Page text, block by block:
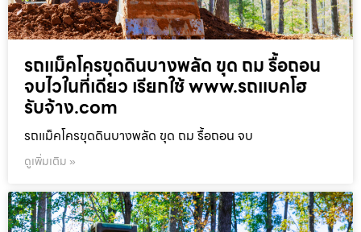
รถแม็คโครขุดดินบางพลัด ขุด ถม รื้อถอน
จบไวในที่เดียว เรียกใช้ www.รถแบคโฮ
รับจ้าง.com
รถแม็คโครขุดดินบางพลัด ขุด ถม รื้อถอน จบ
ดูเพิ่มเติม »